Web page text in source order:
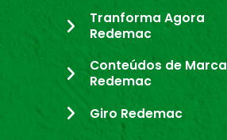
Tranforma Agora
Redemac
Conteúdos de Marca
Redemac
Giro Redemac